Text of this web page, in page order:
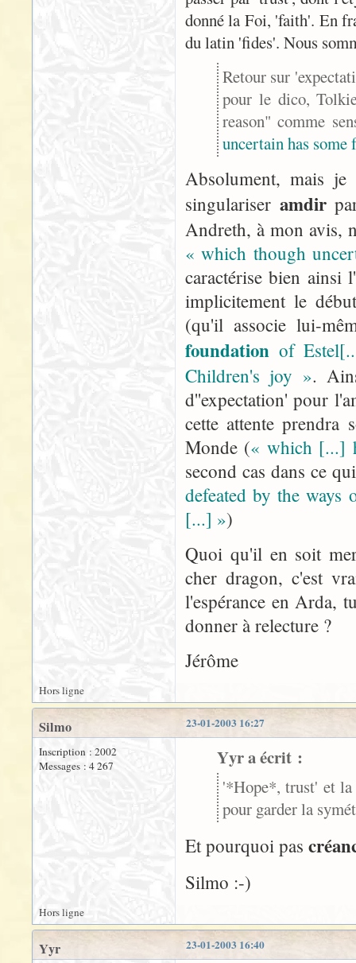
donné la Foi, 'faith'. En
du latin 'fides'. Nous
Retour sur
pour le dico,
reason" comme
uncertain has
Absolument, mais
singulariser amdir
Andreth, à mon avis,
« which though
caractérise bien ainsi
implicitement le
(qu'il associe lui-
foundation of
Children's joy ».
d''expectation' pour
cette attente prendra
Monde (« which [...]
second cas dans ce
defeated by the
[...] »)
Quoi qu'il en soit
cher dragon, c'est
l'espérance en Arda,
donner à relecture ?
Jérôme
Hors ligne
23-01-2003 16:27
Silmo
Inscription : 2002
Messages : 4 267
Yyr a écrit :
'*Hope*, trust' et la
pour garder la
Et pourquoi pas
Silmo :-)
Hors ligne
23-01-2003 16:40
Yyr